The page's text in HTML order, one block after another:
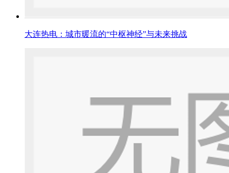
大连热电：城市暖流的“中枢神经”与未来挑战